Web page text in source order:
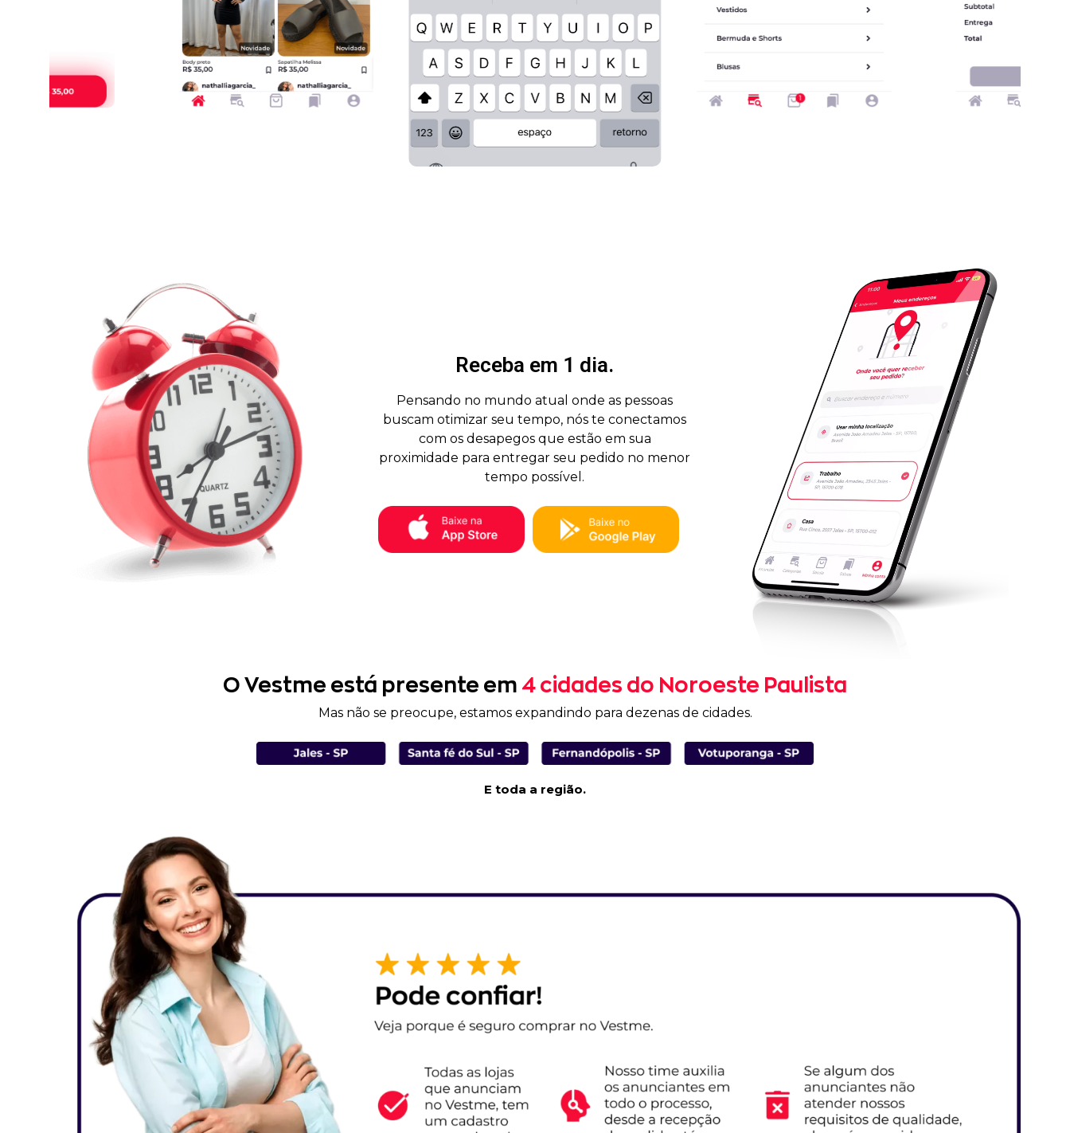
Receba em 1 dia.
Pensando no mundo atual onde as pessoas
buscam otimizar seu tempo, nós te conectamos
com os desapegos que estão em sua
proximidade para entregar seu pedido no menor
tempo possível.
O Vestme está presente em 4 cidades do Noroeste Paulista
Mas não se preocupe, estamos expandindo para dezenas de cidades.
E toda a região.